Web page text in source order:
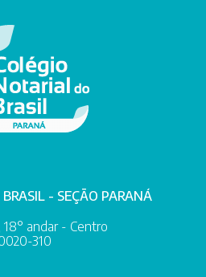
- SEÇÃO PARANÁ
18° andar - Centro
310